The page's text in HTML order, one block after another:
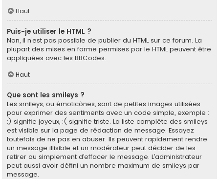
Haut
Puis-je utiliser le HTML ?
Non, il n’est pas possible de publier du HTML sur ce forum. La
plupart des mises en forme permises par le HTML peuvent être
appliquées avec les BBCodes.
Haut
Que sont les smileys ?
Les smileys, ou émoticônes, sont de petites images utilisées
pour exprimer des sentiments avec un code simple, exemple :
:) signifie joyeux, :( signifie triste. La liste complète des smileys
est visible sur la page de rédaction de message. Essayez
toutefois de ne pas en abuser. Ils peuvent rapidement rendre
un message illisible et un modérateur peut décider de les
retirer ou simplement d’effacer le message. L’administrateur
peut aussi avoir défini un nombre maximum de smileys par
message.